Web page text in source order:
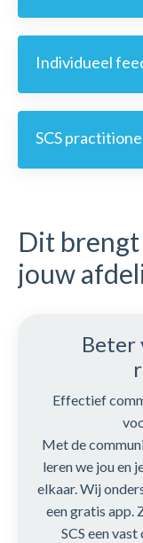
Individueel
SCS
Dit
jouw
Beter
Effectief
Met de
leren we jou en
elkaar. Wij
een gratis app.
SCS een